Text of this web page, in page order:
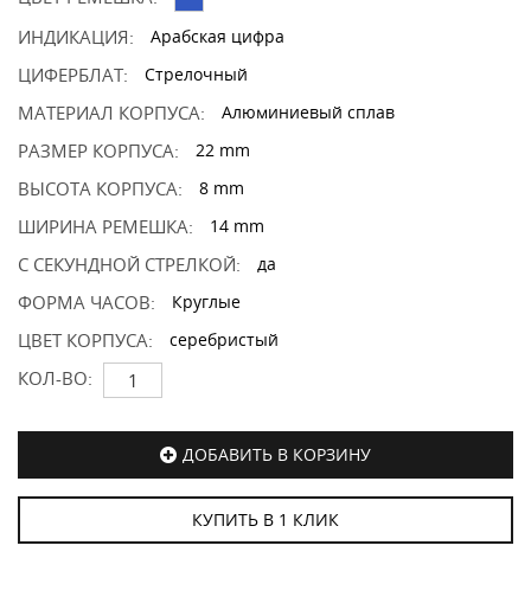
ИНДИКАЦИЯ:
Арабская цифра
ЦИФЕРБЛАТ: Стрелочный
МАТЕРИАЛ КОРПУСА: Алюминиевый сплав
РАЗМЕР КОРПУСА: 22 mm
ВЫСОТА КОРПУСА: 8 mm
ШИРИНА РЕМЕШКА: 14 mm
С СЕКУНДНОЙ СТРЕЛКОЙ: да
ФОРМА ЧАСОВ: Круглые
ЦВЕТ КОРПУСА: серебристый
КОЛ-ВО:
ДОБАВИТЬ В КОРЗИНУ
КУПИТЬ В 1 КЛИК